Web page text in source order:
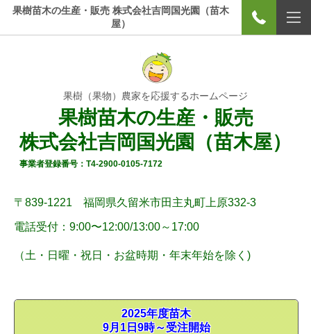
果樹苗木の生産・販売 株式会社吉岡国光園（苗木
屋）
果樹（果物）農家を応援するホームページ
果樹苗木の生産・販売
株式会社吉岡国光園（苗木屋）
事業者登録番号：T4-2900-0105-7172
〒839-1221 福岡県久留米市田主丸町上原332-3
電話受付：9:00〜12:00/13:00～17:00
（土・ 日曜 ・祝日・お盆時期・年末年始を除く)
2025年度苗木
9月1日9時～受注開始